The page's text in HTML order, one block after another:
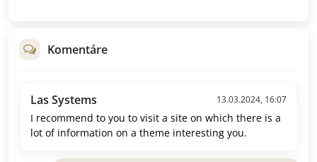
Komentáre
Las Systems 13.03.2024, 16:07
I recommend to you to visit a site on which there is a
lot of information on a theme interesting you.